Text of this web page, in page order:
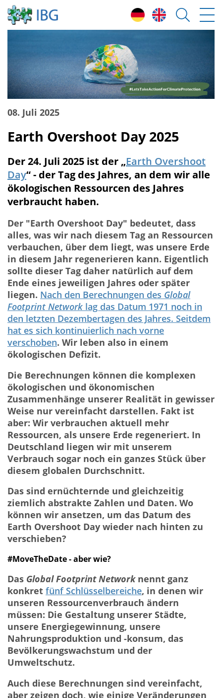
08. Juli 2025
Earth Overshoot Day 2025
Der 24. Juli 2025 ist der „Earth Overshoot
Day“ - der Tag des Jahres, an dem wir alle
ökologischen Ressourcen des Jahres
verbraucht haben.
Der "Earth Overshoot Day" bedeutet, dass
alles, was wir nach diesem Tag an Ressourcen
verbauchen, über dem liegt, was unsere Erde
in diesem Jahr regenerieren kann. Eigentlich
sollte dieser Tag daher natürlich auf dem
Ende eines jeweiligen Jahres oder später
liegen. Nach den Berechnungen des Global
Footprint Network lag das Datum 1971 noch in
den letzten Dezembertagen des Jahres. Seitdem
hat es sich kontinuierlich nach vorne
verschoben. Wir leben also in einem
ökologischen Defizit.
Die Berechnungen können die komplexen
ökologischen und ökonomischen
Zusammenhänge unserer Realität in gewisser
Weise nur vereinfacht darstellen. Fakt ist
aber: Wir verbrauchen aktuell mehr
Ressourcen, als unsere Erde regeneriert. In
Deutschland liegen wir mit unserem
Verbrauch sogar noch ein ganzes Stück über
diesem globalen Durchschnitt.
Das sind ernüchternde und gleichzeitig
ziemlich abstrakte Zahlen und Daten. Wo
können wir ansetzen, um das Datum des
Earth Overshoot Day wieder nach hinten zu
verschieben?
#MoveTheDate - aber wie?
Das Global Footprint Networknennt ganz
konkret fünf Schlüsselbereiche, in denen wir
unseren Ressourcenverbrauch ändern
müssen: Die Gestaltung unserer Städte,
unsere Energiegewinnung, unsere
Nahrungsproduktion und -konsum, das
Bevölkerungswachstum und der
Umweltschutz.
Auch diese Berechnungen sind vereinfacht,
aber zeigen doch, wie einige Veränderungen